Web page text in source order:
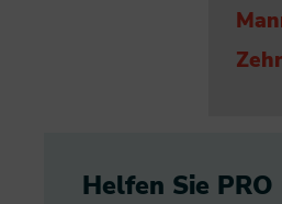
Helfen Sie